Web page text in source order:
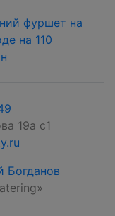
19а с1
Богданов